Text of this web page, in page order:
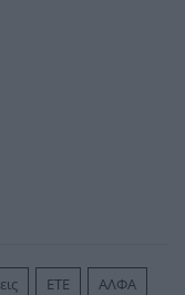
ΕΤΕ
ΑΛΦΑ